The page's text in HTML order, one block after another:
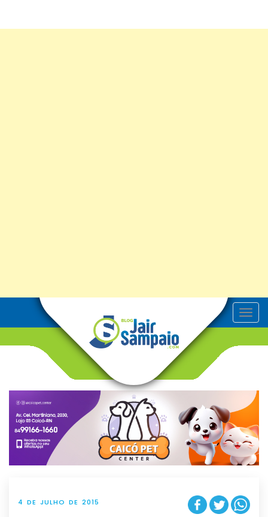
T
o
v
g
t
i
o
n
4 DE JULHO DE 2015